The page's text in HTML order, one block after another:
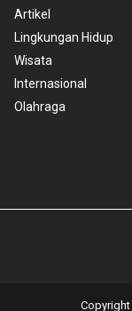
Artikel
Lingkungan Hidup
Wisata
Internasional
Olahraga